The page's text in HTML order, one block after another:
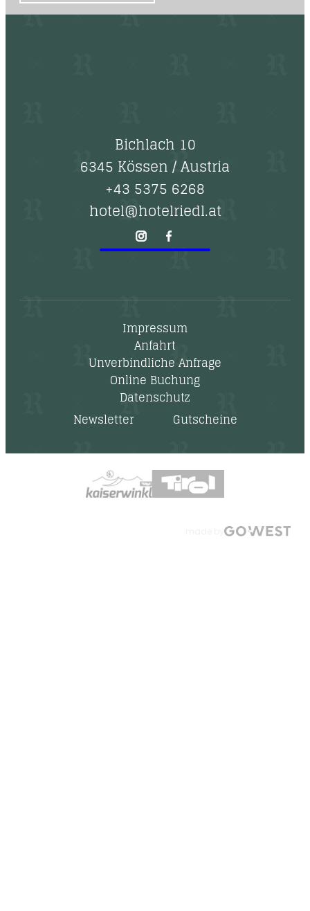
Bichlach 10
6345 Kössen/Austria
+43 5375 6268
hotel@hotelriedl.at
Impressum
Anfahrt
Unverbindliche Anfrage
Online Buchung
Datenschutz
Newsletter
Gutscheine